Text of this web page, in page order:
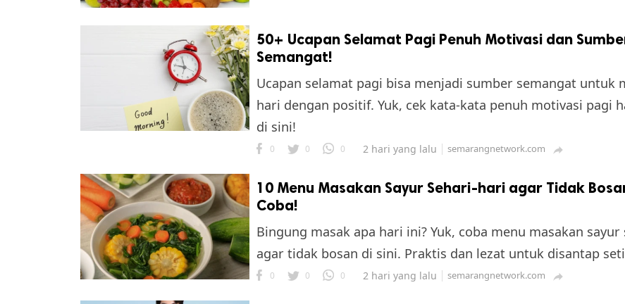
50+ Ucapan Selamat Pagi Penuh Motivasi dan
Semangat!
Ucapan selamat pagi bisa menjadi sumber semangat untuk
hari dengan positif. Yuk, cek kata-kata penuh motivasi pagi
di sini!
0 0 0 2 hari yang lalu semarangnetwork.com 
10 Menu Masakan Sayur Sehari-hari agar Tidak
Coba!
Bingung masak apa hari ini? Yuk, coba menu masakan
agar tidak bosan di sini. Praktis dan lezat untuk disantap
0 0 0 2 hari yang lalu semarangnetwork.com 